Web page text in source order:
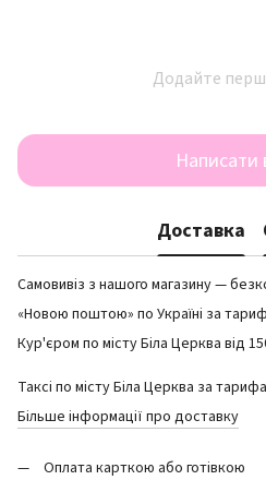
Додайте
Написати
Доставка
Самовивіз з нашого магазину —
«Новою поштою» по Україні за
Кур'єром по місту Біла Церква від
Таксі по місту Біла Церква за
Більше інформації про доставку
Оплата карткою або готівкою